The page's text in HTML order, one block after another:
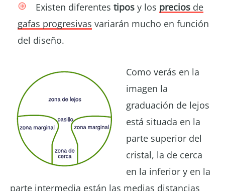
Existen diferentes tipos y los precios de
gafas progresivas variarán mucho en función
del diseño.
Como verás en la
imagen la
graduación de lejos
está situada en la
parte superior del
cristal, la de cerca
en la inferior y en la
parte intermedia están las medias distancias